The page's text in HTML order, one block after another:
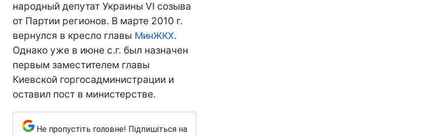
народный депутат Украины VI созыва
от Партии регионов. В марте 2010 г.
вернулся в кресло главы МинЖКХ.
Однако уже в июне с.г. был назначен
первым заместителем главы
Киевской горгосадминистрации и
оставил пост в министерстве.
Не пропустіть головне! Підпишіться на